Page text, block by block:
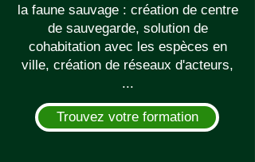
la faune sauvage : création de centre
de sauvegarde, solution de
cohabitation avec les espèces en
ville, création de réseaux d'acteurs,
...
Trouvez votre formation